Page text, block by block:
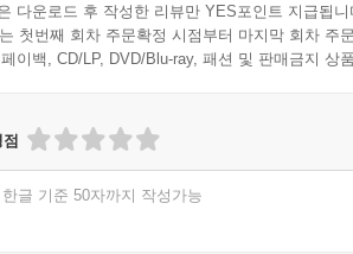
종 유독성 화학물질의 남용이 물질문명의
를 없애기 위해 DDT보다 독성이 약한
었다. 호수에 투입한 DDD는 0.02ppm이었
다운로드 후 작성한 리뷰만 YES포인트 지급됩니
첫번째 회차 주문확정 시점부터 마지막 회차 주
이백, CD/LP, DVD/Blu-ray, 패션 및 판매금지 상
점
한글 기준 50자까지 작성가능